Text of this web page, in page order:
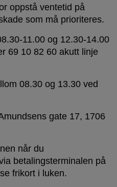
oppstå ventetid på
som må prioriteres.
11.00 og 12.30-14.00
69 10 82 60 akutt linje
08.30 og 13.30 ved
gate 17, 1706
når du
betalingsterminalen på
frikort i luken.